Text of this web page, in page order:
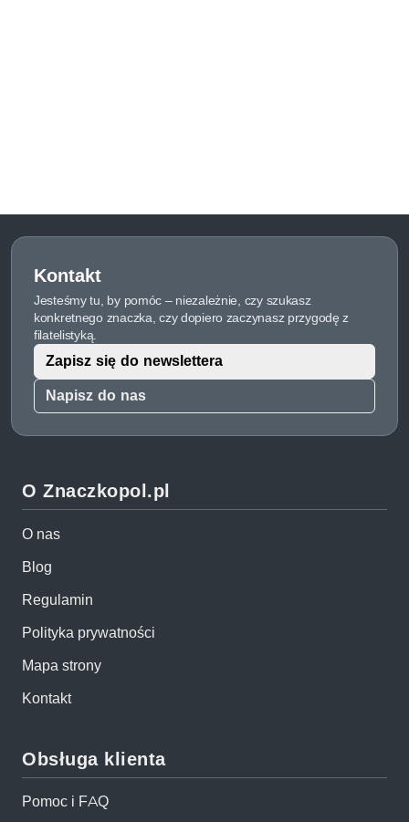
Kontakt
Jesteśmy tu, by pomóc – niezależnie, czy szukasz
konkretnego znaczka, czy dopiero zaczynasz przygodę z
filatelistyką.
Napisz do nas
Zapisz się do newslettera
O Znaczkopol.pl
O nas
Blog
Regulamin
Polityka prywatności
Mapa strony
Kontakt
Obsługa klienta
Pomoc i FAQ